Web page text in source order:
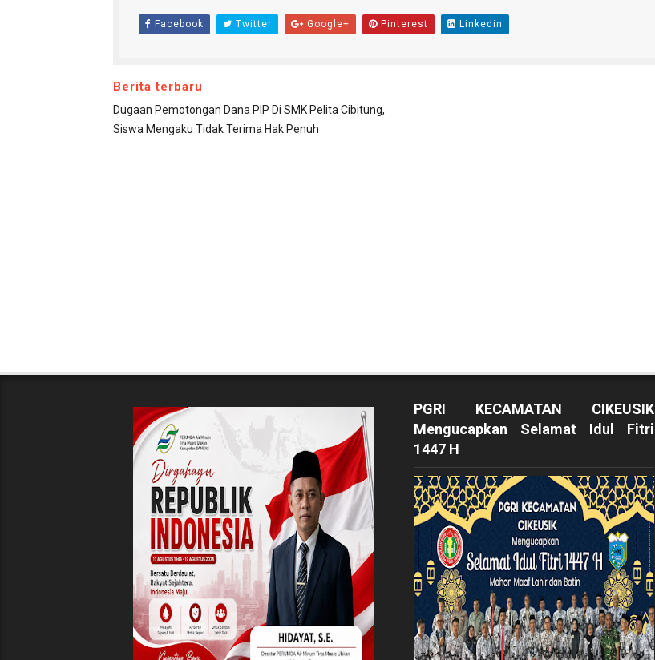
Facebook Twitter Google+ Pinterest Linkedin
Berita terbaru
Dugaan Pemotongan Dana PIP Di SMK Pelita Cibitung,
Siswa Mengaku Tidak Terima Hak Penuh
PGRI KECAMATAN CIKEUSIK
Mengucapkan Selamat Idul Fitri
1447 H